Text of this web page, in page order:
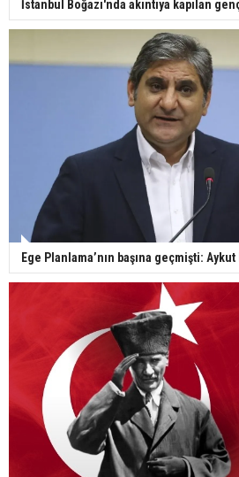
İstanbul Boğazı'nda akıntıya kapılan
Ege Planlama’nın başına geçmişti: